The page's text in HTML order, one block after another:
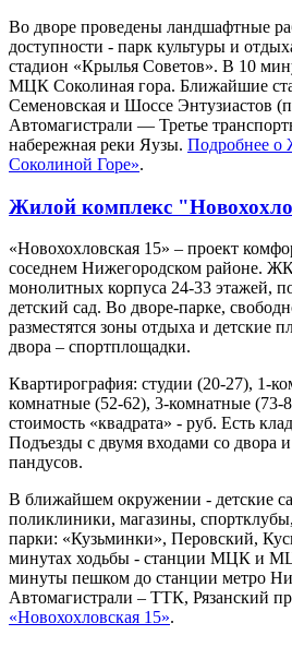
Во дворе проведены ландшафтные
доступности - парк культуры и
стадион «Крылья Советов». В 10
МЦК Соколиная гора. Ближайшие
Семеновская и Шоссе Энтузиастов
Автомагистрали — Третье
набережная реки Яузы. Подробнее
Соколиной Горе».
Жилой комплекс
«Новохохловская 15» – проект
соседнем Нижегородском районе.
монолитных корпуса 24-33 этажей,
детский сад. Во дворе-парке,
разместятся зоны отдыха и детские
двора – спортплощадки.
Квартирография: студии (20-27), 1-
комнатные (52-62), 3-комнатные (73-
стоимость «квадрата» - руб. Есть
Подъезды с двумя входами со двора
пандусов.
В ближайшем окружении - детские
поликлиники, магазины,
парки: «Кузьминки», Перовский,
минутах ходьбы - станции МЦК и
минуты пешком до станции метро
Автомагистрали – ТТК, Рязанский
«Новохохловская 15».